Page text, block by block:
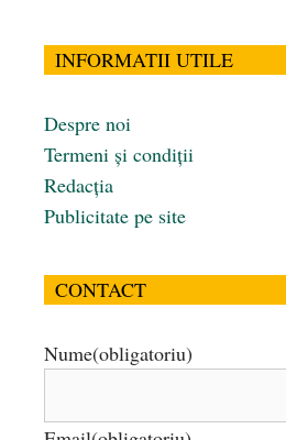
INFORMATII UTILE
Despre noi
Termeni și condiții
Redacția
Publicitate pe site
CONTACT
Nume(obligatoriu)